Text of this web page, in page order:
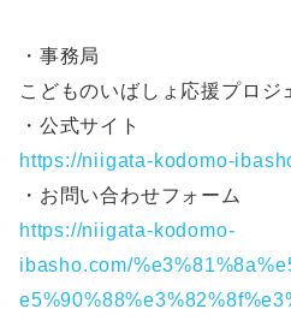
・事務局
こどものいばしょ応援プロジ
・公式サイト
https://niigata-kodomo-
・お問い合わせフォーム
https://niigata-kodomo-
ibasho.com/